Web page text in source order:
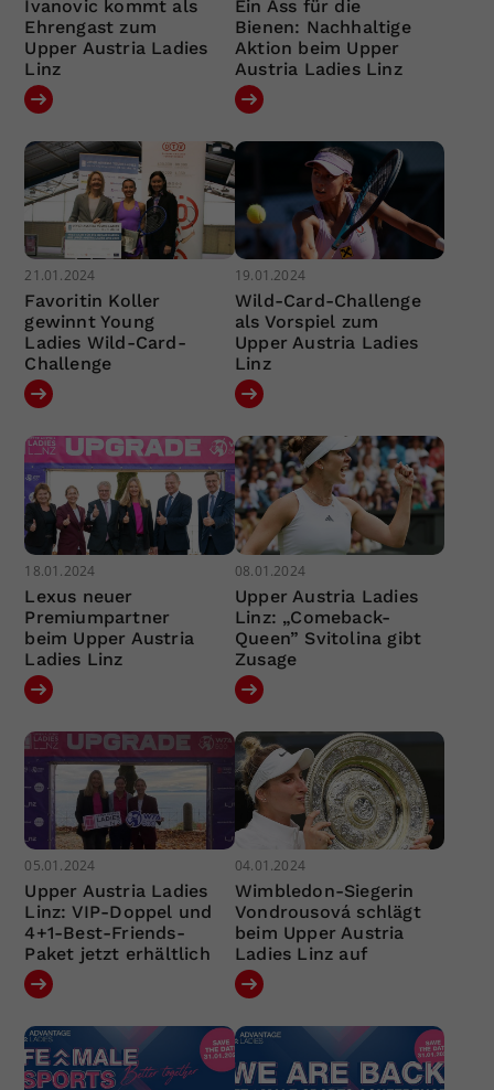
Ivanovic kommt als
Ehrengast zum
Upper Austria Ladies
Linz
Ein Ass für die
Bienen: Nachhaltige
Aktion beim Upper
Austria Ladies Linz
21.01.2024
Favoritin Koller
gewinnt Young
Ladies Wild-Card-
Challenge
19.01.2024
Wild-Card-Challenge
als Vorspiel zum
Upper Austria Ladies
Linz
18.01.2024
Lexus neuer
Premiumpartner
beim Upper Austria
Ladies Linz
08.01.2024
Upper Austria Ladies
Linz: „Comeback-
Queen” Svitolina gibt
Zusage
05.01.2024
Upper Austria Ladies
Linz: VIP-Doppel und
4+1-Best-Friends-
Paket jetzt erhältlich
04.01.2024
Wimbledon-Siegerin
Vondrousová schlägt
beim Upper Austria
Ladies Linz auf